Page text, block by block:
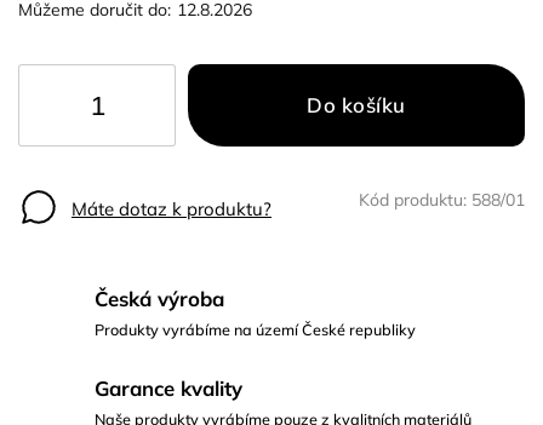
Můžeme doručit do: 12.8.2026
Do košíku
Máte dotaz k produktu? Kód produktu: 588/01
Česká výroba
Produkty vyrábíme na území České republiky
Garance kvality
Naše produkty vyrábíme pouze z kvalitních materiálů